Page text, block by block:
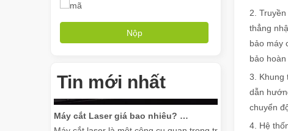
Nộp
Tin mới nhất
Máy cắt Laser giá bao nhiêu? Làm thế nào để chọn loại tốt nhất?
Máy cắt laser là một công cụ quan trọng trong sản xuất
2.
thẳng
bảo máy
bảo
3. Khung
dẫn
chuyển
4. Hệ